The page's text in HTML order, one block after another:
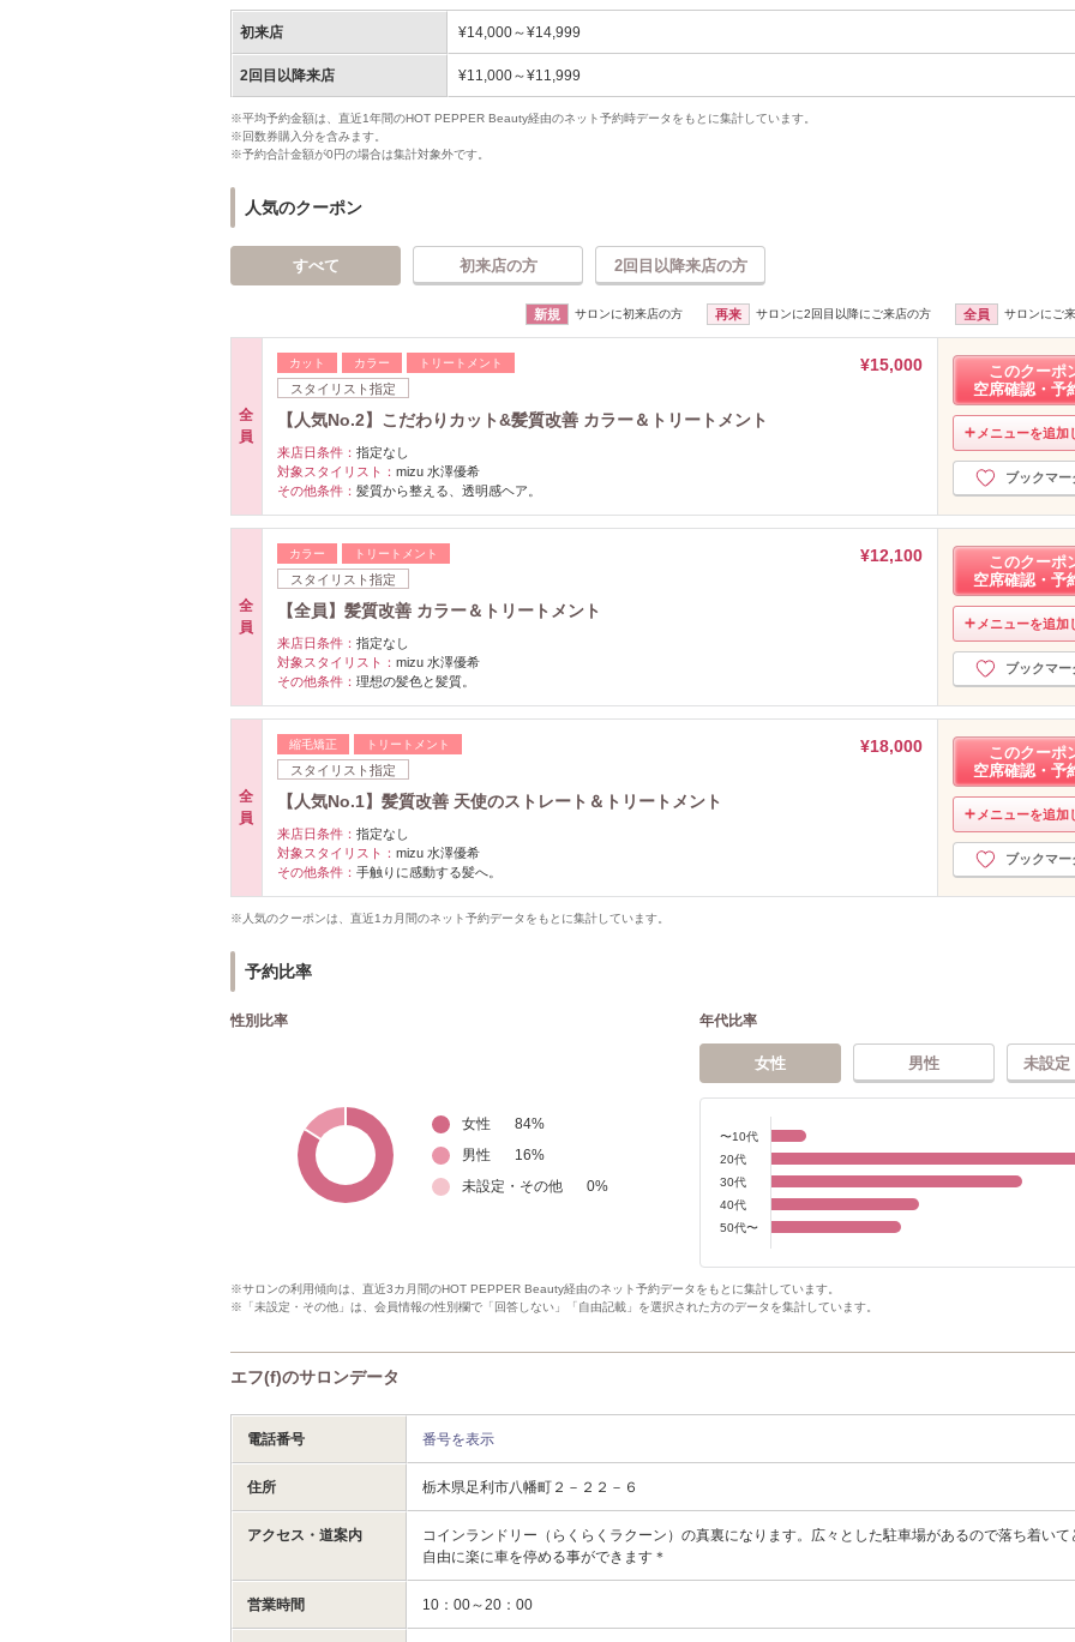
初来店 ¥14,000～¥14,999
2回目以降来店 ¥11,000～¥11,999
※平均予約金額は、直近1年間のHOT PEPPER Beauty経由のネット予約時データをもとに集計しています。
※回数券購入分を含みます。
※予約合計金額が0円の場合は集計対象外です。
人気のクーポン
すべて 初来店の方 2回目以降来店の方
新規 サロンに初来店の方 再来 サロンに2回目以降にご来店の方 全員 サロンにご
全
員
カット カラー トリートメント
スタイリスト指定
¥15,000
【人気No.2】こだわりカット&髪質改善 カラー＆トリートメント
来店日条件： 指定なし
対象スタイリスト： mizu 水澤優希
その他条件： 髪質から整える、透明感ヘア。
このクーポ
空席確認・予
メニューを追加
ブックマー
全
員
カラー トリートメント
スタイリスト指定
¥12,100
【全員】髪質改善 カラー＆トリートメント
来店日条件： 指定なし
対象スタイリスト： mizu 水澤優希
その他条件： 理想の髪色と髪質。
このクーポ
空席確認・予
メニューを追加
ブックマー
全
員
縮毛矯正 トリートメント
スタイリスト指定
¥18,000
【人気No.1】髪質改善 天使のストレート＆トリートメント
来店日条件： 指定なし
対象スタイリスト： mizu 水澤優希
その他条件： 手触りに感動する髪へ。
このクーポ
空席確認・予
メニューを追加
ブックマー
※人気のクーポンは、直近1カ月間のネット予約データをもとに集計しています。
予約比率
性別比率
女性 84%
男性
16%
未設定・その他
0%
年代比率
女性 男性 未設定
〜10代
20代
30代
40代
50代〜
※サロンの利用傾向は、直近3カ月間のHOT PEPPER Beauty経由のネット予約データをもとに集計しています。
※「未設定・その他」は、会員情報の性別欄で「回答しない」「自由記載」を選択された方のデータを集計しています。
エフ(f)のサロンデータ
電話番号 番号を表示
住所 栃木県足利市八幡町２－２２－６
アクセス・道案内
コインランドリー（らくらくラクーン）の真裏になります。広々とした駐車場があるので落ち着いて
自由に楽に車を停める事ができます＊
営業時間 10：00～20：00